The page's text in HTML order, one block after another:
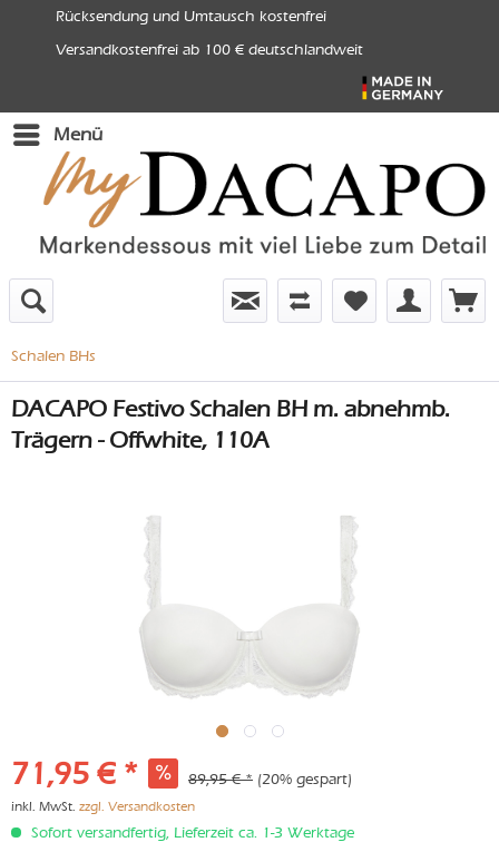
Rücksendung und Umtausch kostenfrei
Versandkostenfrei ab 100 € deutschlandweit
Menü
Schalen BHs
DACAPO Festivo Schalen BH m. abnehmb.
Trägern - Offwhite, 110A
71,95 € * 89,95 € * (20% gespart)
inkl. MwSt. zzgl. Versandkosten
Sofort versandfertig, Lieferzeit ca. 1-3 Werktage